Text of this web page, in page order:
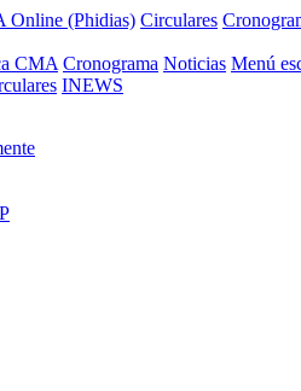
Online (Phidias) Circulares
CMA Cronograma Noticias Menú
INEWS